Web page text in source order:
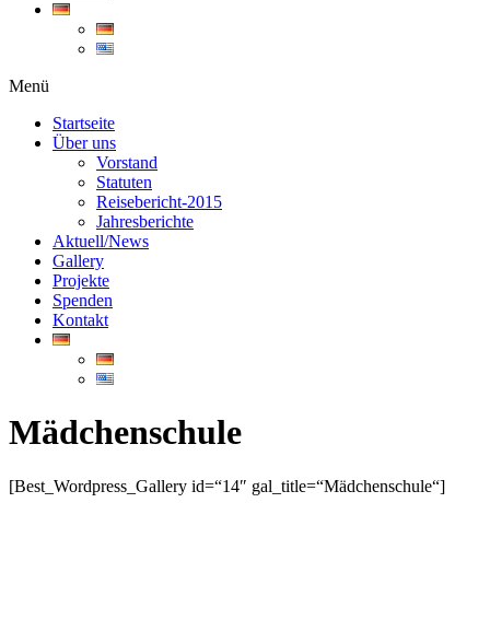
Menü
Startseite
Über uns
Vorstand
Statuten
Reisebericht-2015
Jahresberichte
Aktuell/News
Gallery
Projekte
Spenden
Kontakt
Mädchenschule
[Best_Wordpress_Gallery id=“14″ gal_title=“Mädchenschule“]